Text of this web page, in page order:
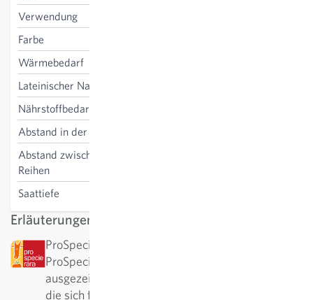
Verwendung
Farbe
Wärmebedarf
Lateinischer Name
Nährstoffbedarf
Abstand in der Reihe
Abstand zwischen den
Reihen
Saattiefe
Erläuterungen
ProSpecieRara: Diese Sorte wurde von
ProSpecieRara als seltene bzw. alte Sorte
ausgezeichnet. ProSpecieRara ist eine Stiftung,
die sich für den Erhalt der Vielfalt von seltenen